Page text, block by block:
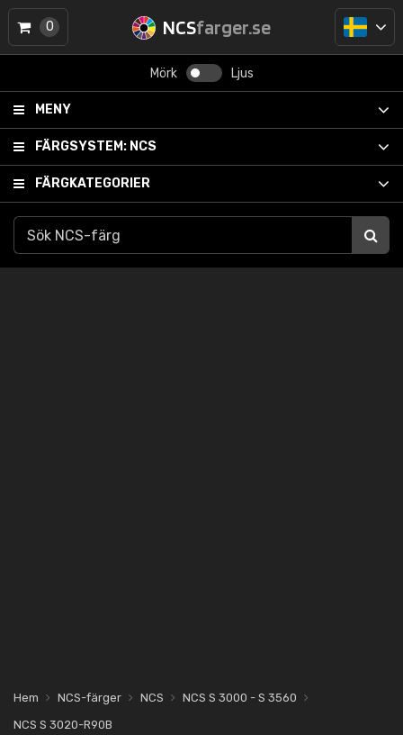
NCSfarger.se
Mörk Ljus
MENY
FÄRGSYSTEM: NCS
FÄRGKATEGORIER
0
Hem NCS-färger NCS
NCS S 3000 - S 3560
NCS S 3020-R90B